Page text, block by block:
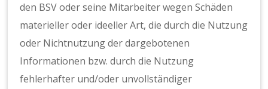
den BSV oder seine Mitarbeiter wegen Schäden
materieller oder ideeller Art, die durch die Nutzung
oder Nichtnutzung der dargebotenen
Informationen bzw. durch die Nutzung
fehlerhafter und/oder unvollständiger